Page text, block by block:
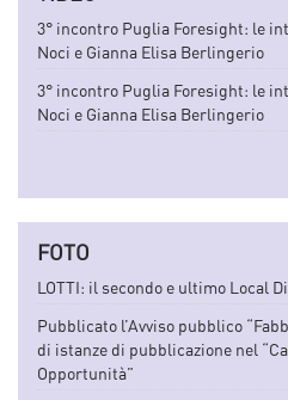
3° incontro Puglia Foresight: le
Noci e Gianna Elisa Berlingerio
3° incontro Puglia Foresight: le
Noci e Gianna Elisa Berlingerio
FOTO
LOTTI: il secondo e ultimo Local
Pubblicato l’Avviso pubblico
di istanze di pubblicazione nel
Opportunità”